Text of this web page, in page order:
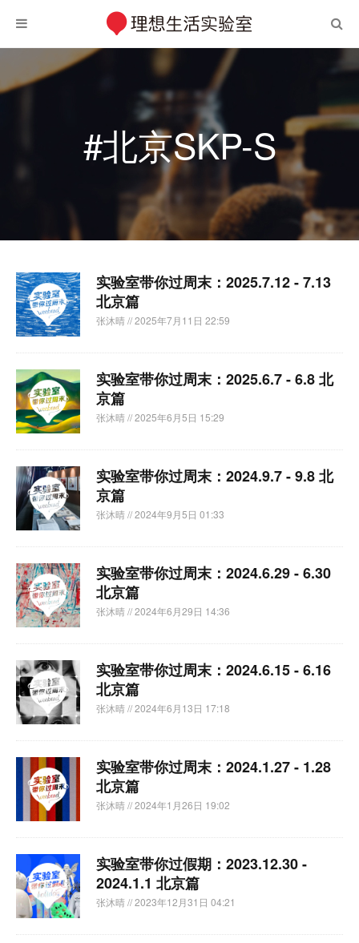
#北京SKP-S
实验室带你过周末：2025.7.12 - 7.13
北京篇
张沐晴// 2025年7月11日 22:59
实验室带你过周末：2025.6.7 - 6.8 北
京篇
张沐晴// 2025年6月5日 15:29
实验室带你过周末：2024.9.7 - 9.8 北
京篇
张沐晴// 2024年9月5日 01:33
实验室带你过周末：2024.6.29 - 6.30
北京篇
张沐晴// 2024年6月29日 14:36
实验室带你过周末：2024.6.15 - 6.16
北京篇
张沐晴// 2024年6月13日 17:18
实验室带你过周末：2024.1.27 - 1.28
北京篇
张沐晴// 2024年1月26日 19:02
实验室带你过假期：2023.12.30 -
2024.1.1 北京篇
张沐晴// 2023年12月31日 04:21